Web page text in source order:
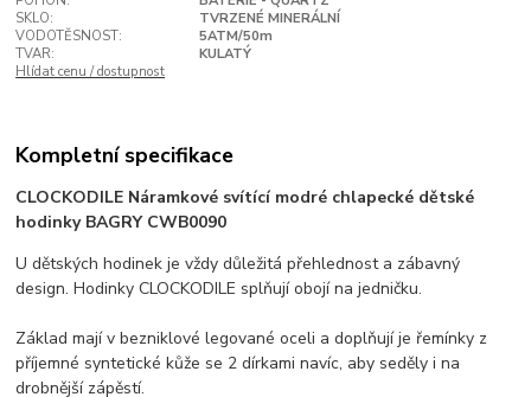
SKLO:
TVRZENÉ MINERÁLNÍ
VODOTĚSNOST:
5ATM/50m
TVAR:
KULATÝ
Hlídat cenu / dostupnost
Kompletní specifikace
CLOCKODILE Náramkové svítící modré chlapecké dětské
hodinky BAGRY CWB0090
U dětských hodinek je vždy důležitá přehlednost a zábavný
design. Hodinky CLOCKODILE splňují obojí na jedničku.
Základ mají v bezniklové legované oceli a doplňují je řemínky z
příjemné syntetické kůže se 2 dírkami navíc, aby seděly i na
drobnější zápěstí.